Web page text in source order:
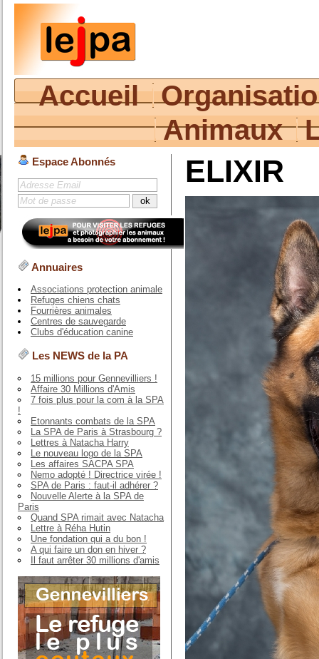
Accueil
Animaux
Espace Abonnés
Annuaires
Associations protection animale
Refuges chiens chats
Fourrières animales
Centres de sauvegarde
Clubs d'éducation canine
Les NEWS de la PA
15 millions pour Gennevilliers !
Affaire 30 Millions d'Amis
7 fois plus pour la com à la SPA
!
Etonnants combats de la SPA
La SPA de Paris à Strasbourg ?
Lettres à Natacha Harry
Le nouveau logo de la SPA
Les affaires SACPA SPA
Nemo adopté ! Directrice virée !
SPA de Paris : faut-il adhérer ?
Nouvelle Alerte à la SPA de
Paris
Quand SPA rimait avec Natacha
Lettre à Réha Hutin
Une fondation qui a du bon !
A qui faire un don en hiver ?
Il faut arrêter 30 millions d'amis
ELIXIR